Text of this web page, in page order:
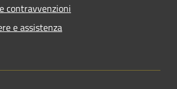
contravvenzioni
e assistenza